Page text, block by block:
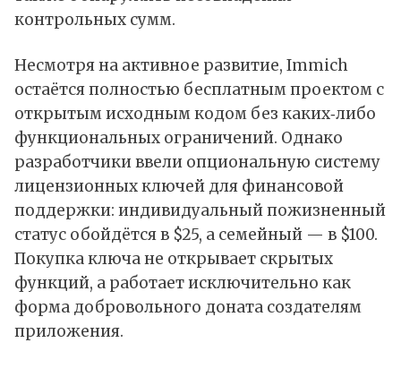
контрольных сумм.
Несмотря на активное развитие, Immich
остаётся полностью бесплатным проектом с
открытым исходным кодом без каких‑либо
функциональных ограничений. Однако
разработчики ввели опциональную систему
лицензионных ключей для финансовой
поддержки: индивидуальный пожизненный
статус обойдётся в $25, а семейный — в $100.
Покупка ключа не открывает скрытых
функций, а работает исключительно как
форма добровольного доната создателям
приложения.